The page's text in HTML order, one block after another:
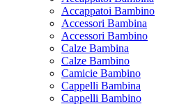
Accappatoi Bambino
Accessori Bambina
Accessori Bambino
Calze Bambina
Calze Bambino
Camicie Bambino
Cappelli Bambina
Cappelli Bambino